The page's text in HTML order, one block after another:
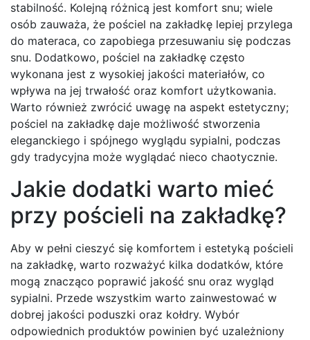
stabilność. Kolejną różnicą jest komfort snu; wiele
osób zauważa, że pościel na zakładkę lepiej przylega
do materaca, co zapobiega przesuwaniu się podczas
snu. Dodatkowo, pościel na zakładkę często
wykonana jest z wysokiej jakości materiałów, co
wpływa na jej trwałość oraz komfort użytkowania.
Warto również zwrócić uwagę na aspekt estetyczny;
pościel na zakładkę daje możliwość stworzenia
eleganckiego i spójnego wyglądu sypialni, podczas
gdy tradycyjna może wyglądać nieco chaotycznie.
Jakie dodatki warto mieć
przy pościeli na zakładkę?
Aby w pełni cieszyć się komfortem i estetyką pościeli
na zakładkę, warto rozważyć kilka dodatków, które
mogą znacząco poprawić jakość snu oraz wygląd
sypialni. Przede wszystkim warto zainwestować w
dobrej jakości poduszki oraz kołdry. Wybór
odpowiednich produktów powinien być uzależniony